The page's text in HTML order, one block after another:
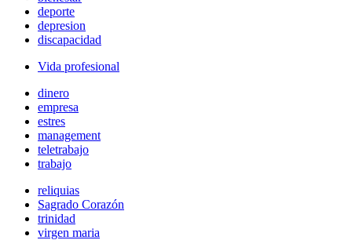
deporte
depresion
discapacidad
Vida profesional
dinero
empresa
estres
management
teletrabajo
trabajo
reliquias
Sagrado Corazón
trinidad
virgen maria